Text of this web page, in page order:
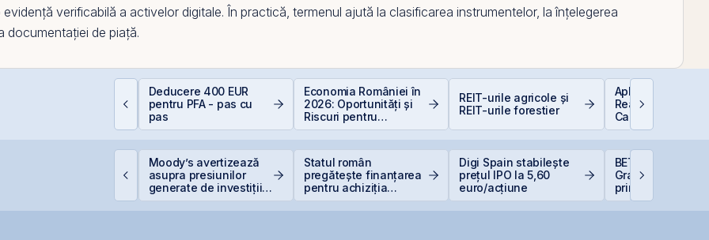
verificabilă a activelor digitale. În practică, termenul ajută la clasificarea instrumentelor, la înțelegerea
documentației de piață.
Deducere 400 EUR
pentru PFA - pas cu
pas
Economia României în
2026: Oportunități și
Riscuri pentru
Investitori
REIT-urile agricole și
REIT-urile forestier
Aplicații AI în
Reală: 10
Care Transformă
Industriile
Moody’s avertizează
asupra presiunilor
generate de investițiile
Statul român
pregătește finanțarea
pentru achiziția
Digi Spain stabilește
prețul IPO la 5,60
euro/acțiune
BET urcă 2,37%,
Graffiti Plus
prima agenție de
comunicare